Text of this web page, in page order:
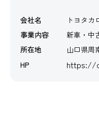
会社名
トヨタ
事業内容
新車・中
所在地
山口県周
HP
https://